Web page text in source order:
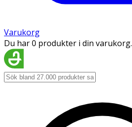
Varukorg
Du har 0 produkter i din varukorg.